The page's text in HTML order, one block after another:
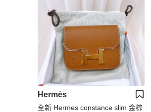
Hermès
全新 Hermes constance slim 金棕